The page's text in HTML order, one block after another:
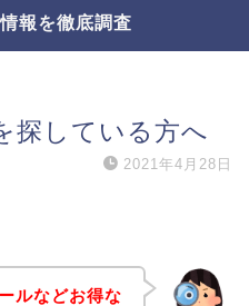
報を徹底調査
探している方へ
2021年4月28日
ルなどお得な